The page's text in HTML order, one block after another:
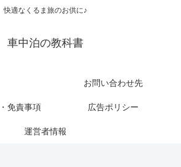
快適なくるま旅のお供に♪
車中泊の教科書
お問い合わせ先
免責事項 広告ポリシー
運営者情報